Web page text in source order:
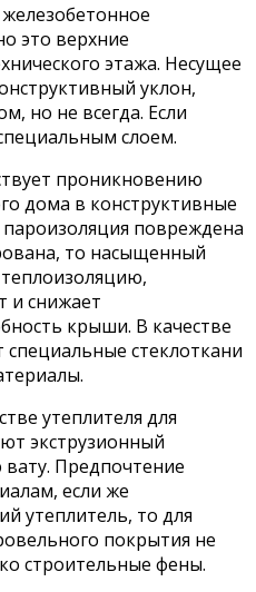
это верхние
этажа. Несущее
уклон,
но не всегда. Если
слоем.
проникновению
дома в конструктивные
пароизоляция повреждена
то насыщенный
и снижает
крыши. В качестве
стеклоткани
утеплителя для
экструзионный
Предпочтение
если же
утеплитель, то для
покрытия не
строительные фены.